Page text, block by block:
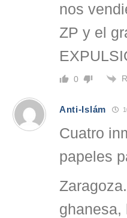
nos
ZP y el
0
Anti-Islám
Cuatro
papeles
ghanesa,